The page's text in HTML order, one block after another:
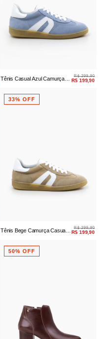
Tênis Casual Azul Camurça
R$ 299,90
R$ 199,90
33% OFF
Tênis Bege Camurça Casual
R$ 299,90
R$ 199,90
50% OFF